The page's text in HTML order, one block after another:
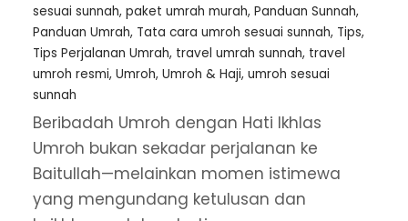
sesuai sunnah, paket umrah murah, Panduan Sunnah,
Panduan Umrah, Tata cara umroh sesuai sunnah, Tips,
Tips Perjalanan Umrah, travel umrah sunnah, travel
umroh resmi, Umroh, Umroh & Haji, umroh sesuai
sunnah
Beribadah Umroh dengan Hati Ikhlas
Umroh bukan sekadar perjalanan ke
Baitullah—melainkan momen istimewa
yang mengundang ketulusan dan